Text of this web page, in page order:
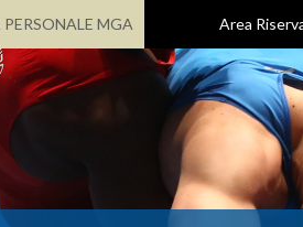
PERSONALE MGA Area